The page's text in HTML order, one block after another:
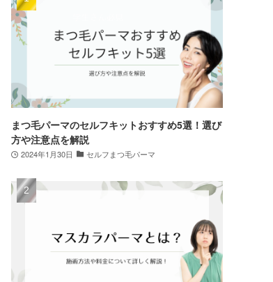
まつ毛パーマのセルフキットおすすめ5選！選び
方や注意点を解説
2024年1月30日 セルフまつ毛パーマ